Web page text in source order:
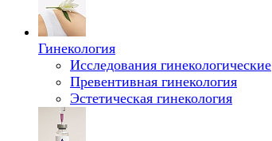
Гинекология
Исследования гинекологические
Превентивная гинекология
Эстетическая гинекология